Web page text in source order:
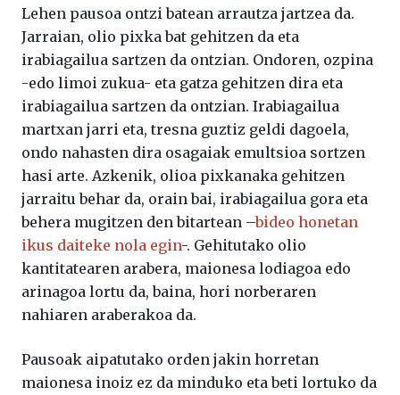
Lehen pausoa ontzi batean arrautza jartzea da.
Jarraian, olio pixka bat gehitzen da eta
irabiagailua sartzen da ontzian. Ondoren, ozpina
-edo limoi zukua- eta gatza gehitzen dira eta
irabiagailua sartzen da ontzian. Irabiagailua
martxan jarri eta, tresna guztiz geldi dagoela,
ondo nahasten dira osagaiak emultsioa sortzen
hasi arte. Azkenik, olioa pixkanaka gehitzen
jarraitu behar da, orain bai, irabiagailua gora eta
behera mugitzen den bitartean –bideo honetan
ikus daiteke nola egin-. Gehitutako olio
kantitatearen arabera, maionesa lodiagoa edo
arinagoa lortu da, baina, hori norberaren
nahiaren araberakoa da.
Pausoak aipatutako orden jakin horretan
maionesa inoiz ez da minduko eta beti lortuko da